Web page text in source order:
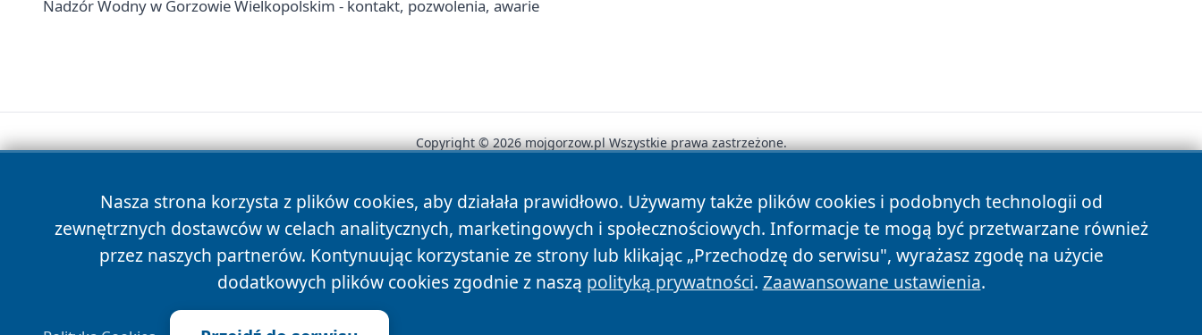
Nadzór Wodny w Gorzowie Wielkopolskim - kontakt, pozwolenia, awarie
Nasza strona korzysta z plików cookies, aby działała prawidłowo. Używamy także plików cookies i podobnych technologii od
zewnętrznych dostawców w celach analitycznych, marketingowych i społecznościowych. Informacje te mogą być przetwarzane również
przez naszych partnerów. Kontynuując korzystanie ze strony lub klikając „Przechodzę do serwisu", wyrażasz zgodę na użycie
dodatkowych plików cookies zgodnie z naszą polityką prywatności. Zaawansowane ustawienia.
Copyright © 2026 mojgorzow.pl Wszystkie prawa zastrzeżone.
News Autorzy Polityka Prywatności Polityka Cookies